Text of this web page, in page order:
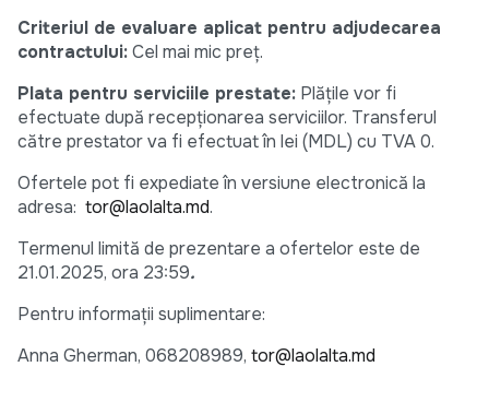
Criteriul de evaluare aplicat pentru adjudecarea
contractului:Cel mai mic preț.
Plata pentru serviciile prestate: Plăţile vor fi
efectuate după recepționarea serviciilor. Transferul
către prestator va fi efectuat în lei (MDL) cu TVA 0.
Ofertele pot fi expediate în versiune electronică la
adresa: tor@laolalta.md.
Termenul limită de prezentare a ofertelor este de
21.01.2025, ora 23:59.
Pentru informații suplimentare:
Anna Gherman, 068208989, tor@laolalta.md